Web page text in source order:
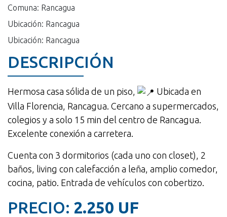
Comuna: Rancagua
Ubicación: Rancagua
Ubicación: Rancagua
DESCRIPCIÓN
Hermosa casa sólida de un piso,
Ubicada en
Villa Florencia, Rancagua. Cercano a supermercados,
colegios y a solo 15 min del centro de Rancagua.
Excelente conexión a carretera.
Cuenta con 3 dormitorios (cada uno con closet), 2
baños, living con calefacción a leña, amplio comedor,
cocina, patio. Entrada de vehículos con cobertizo.
PRECIO: 2.250 UF